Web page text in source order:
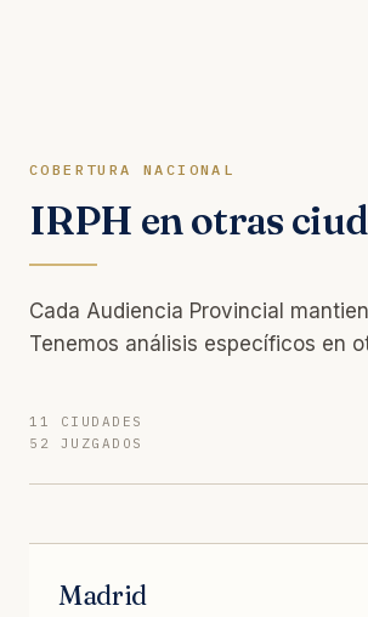
COBERTURA NACIONAL
IRPH en otras
Cada Audiencia Provincial
Tenemos análisis específicos en
11 CIUDADES
52 JUZGADOS
Madrid